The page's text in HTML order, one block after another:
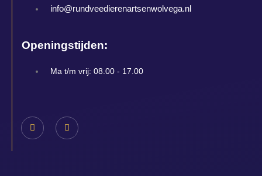
info@rundveedierenartsenwolvega.nl
Openingstijden:
Ma t/m vrij: 08.00 - 17.00